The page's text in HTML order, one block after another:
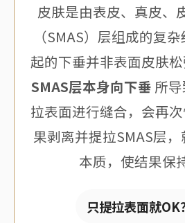
皮肤是由表皮、真皮、
（SMAS）层组成的复
起的下垂并非表面皮肤
SMAS层本身向下垂 所
拉表面进行缝合，会再
果剥离并提拉SMAS层
本质，使结果保
只提拉表面就OK